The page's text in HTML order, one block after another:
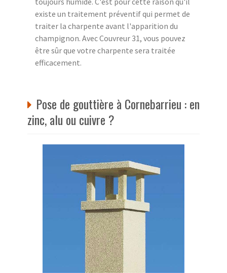
existe un traitement préventif qui permet de
traiter la charpente avant l'apparition du
champignon. Avec Couvreur 31, vous pouvez
être sûr que votre charpente sera traitée
efficacement.
Pose de gouttière à Cornebarrieu : en
zinc, alu ou cuivre ?